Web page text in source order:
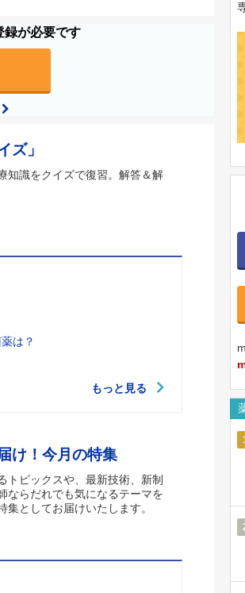
録が必要です
ズ」
知識をクイズで復習。解答＆解
は？
もっと見る
け！今月の特集
トピックスや、最新技術、新制
ならだれでも気になるテーマを
としてお届けいたします。